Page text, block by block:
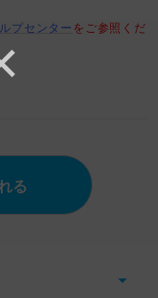
プセンター をご参照くだ
る